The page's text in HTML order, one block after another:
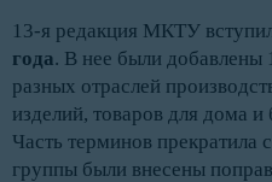
13-я редакция МКТУ
года. В нее были добавлены
разных отраслей
изделий, товаров для дома
Часть терминов прекратила
группы были внесены